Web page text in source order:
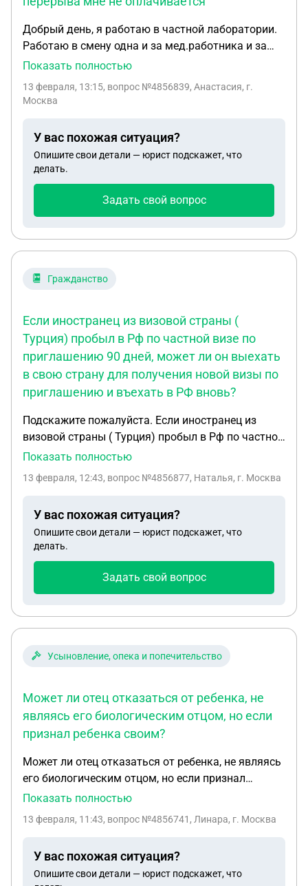
Добрый день, я работаю в частной лаборатории.
Работаю в смену одна и за мед.работника и за
администратора.Смена 12 часов. В графике
10:00. Но, по словам руководства, я не имею
место и это время перерыва мне не оплачивается.
На мои вопросы"А почему так? Ведь это прямое
нарушение.", мне отвечаю "ВЫ ПОДПИСЫВАЛИ
ДОГОВОР". Но о том, что я не смогу покидать
рабочее место и пользоваться своим законным
это законно?
Показать полностью
13 февраля, 13:15, вопрос №4856839, Анастасия, г.
Москва
У вас похожая ситуация?
Опишите свои детали — юрист подскажет, что
делать.
Задать свой вопрос
Гражданство
Если иностранец из визовой страны (
Турция) пробыл в Рф по частной визе по
приглашению 90 дней, может ли он выехать
в свою страну для получения новой визы по
приглашению и въехать в РФ вновь?
Подскажите пожалуйста. Если иностранец из
визовой страны ( Турция) пробыл в Рф по частной
визе по приглашению 90 дней, может ли он
по приглашению и въехать в РФ вновь?
Показать полностью
13 февраля, 12:43, вопрос №4856877, Наталья, г. Москва
У вас похожая ситуация?
Опишите свои детали — юрист подскажет, что
делать.
Задать свой вопрос
Усыновление, опека и попечительство
Может ли отец отказаться от ребенка, не
являясь его биологическим отцом, но если
признал ребенка своим?
Может ли отец отказаться от ребенка, не являясь
его биологическим отцом, но если признал
ребенка своим? Здравствуйте!Между мной и
была матерью одиночкой... молодой человек
свою фамилию и отчество спустя 6 лет мы
развелись... в суде по вопросу алиментов,бывший
Показать полностью
13 февраля, 11:43, вопрос №4856741, Линара, г. Москва
У вас похожая ситуация?
Опишите свои детали — юрист подскажет, что